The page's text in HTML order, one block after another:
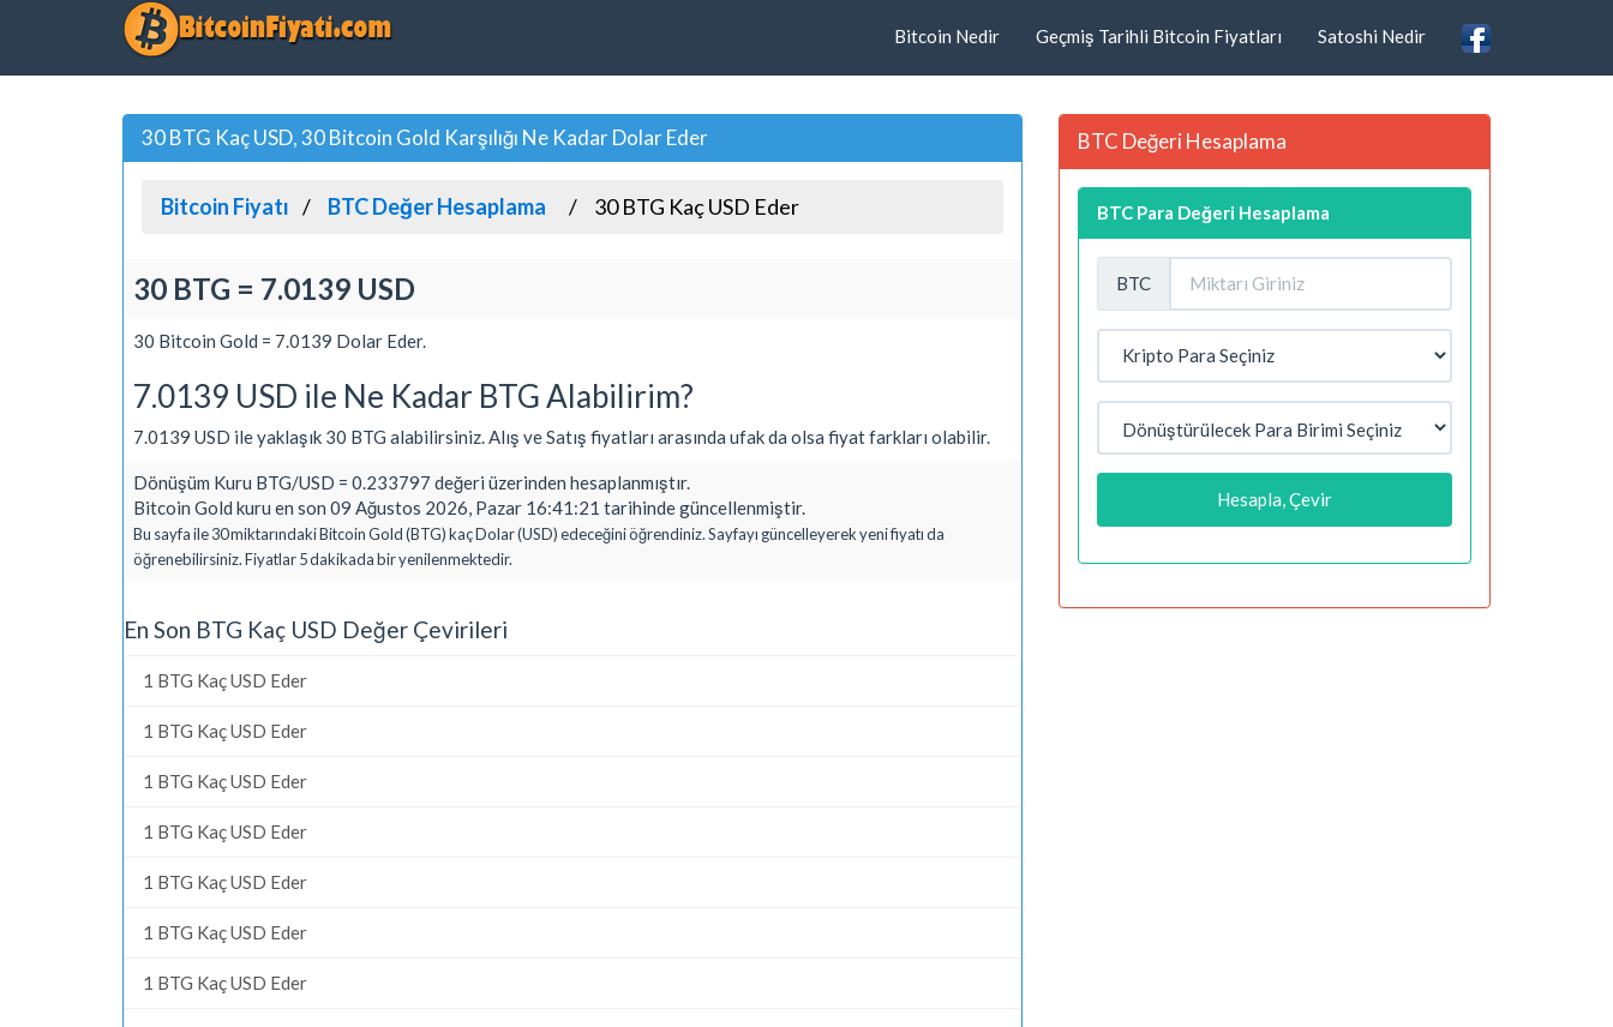
Bitcoin Nedir Geçmiş Tarihli Bitcoin Fiyatları Satoshi Nedir
30 BTG Kaç USD, 30 Bitcoin Gold Karşılığı Ne Kadar Dolar Eder
Bitcoin Fiyatı BTC Değer Hesaplama 30 BTG Kaç USD Eder
30 BTG = 7.0139 USD
30 Bitcoin Gold = 7.0139 Dolar Eder.
7.0139 USD ile Ne Kadar BTG Alabilirim?
7.0139 USD ile yaklaşık 30 BTG alabilirsiniz. Alış ve Satış fiyatları arasında ufak da olsa fiyat farkları olabilir.
Dönüşüm Kuru BTG/USD = 0.233797 değeri üzerinden hesaplanmıştır.
Bitcoin Gold kuru en son 09 Ağustos 2026, Pazar 16:41:21 tarihinde güncellenmiştir.
Bu sayfa ile 30 miktarındaki Bitcoin Gold (BTG) kaç Dolar (USD) edeceğini öğrendiniz. Sayfayı güncelleyerek yeni fiyatı da
öğrenebilirsiniz. Fiyatlar 5 dakikada bir yenilenmektedir.
En Son BTG Kaç USD Değer Çevirileri
1 BTG Kaç USD Eder
1 BTG Kaç USD Eder
1 BTG Kaç USD Eder
1 BTG Kaç USD Eder
1 BTG Kaç USD Eder
1 BTG Kaç USD Eder
1 BTG Kaç USD Eder
BTC Değeri Hesaplama
BTC Para Değeri Hesaplama
BTC
Hesapla, Çevir